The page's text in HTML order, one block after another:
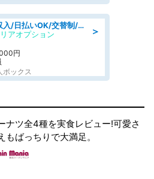
＞
組立・組付け/高収入/日払いOK/交替制/20・30・40代活躍中/製造 工場
アオプション
円
ボックス
ナツ全4種を実食レビュー!可愛さ
もばっちりで大満足。